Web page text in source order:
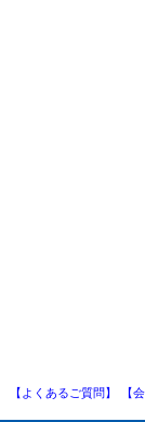
【よくあるご質問】 【